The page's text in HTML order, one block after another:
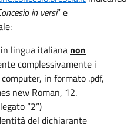
in versi” e
lingua italiana non
complessivamente i
in formato .pdf,
new Roman, 12.
“2”)
del dichiarante